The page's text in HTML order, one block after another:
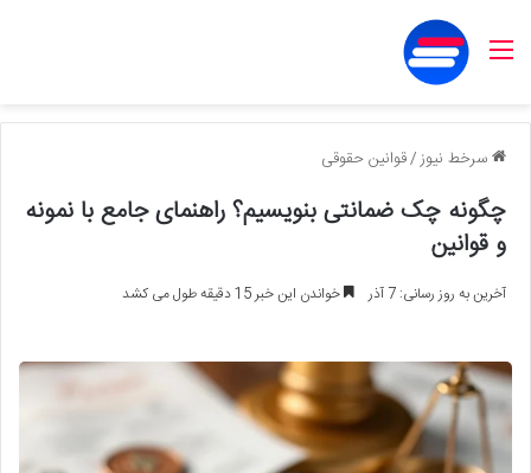
منو
سرخط نیوز/قوانین حقوقی
چگونه چک ضمانتی بنویسیم؟ راهنمای جامع با نمونه
و قوانین
آخرین به روز رسانی: 7 آذر خواندن این خبر 15 دقیقه طول می کشد